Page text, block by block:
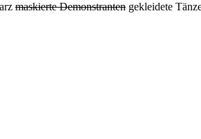
maskierte Demonstranten gekleidete